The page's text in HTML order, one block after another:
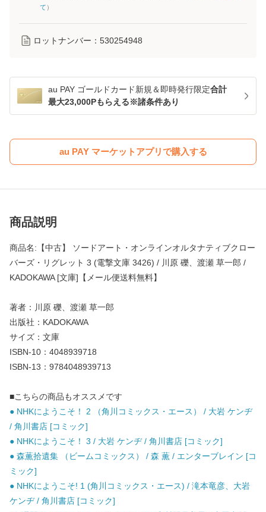
て ）
ロットナンバー： 530254948
au PAY ゴールドカード新規＆即時発行限定合計
最大23,000Pもらえる※諸条件あり
au PAY マーケットアプリで購入する
商品説明
商品名:【中古】 ソードアート・オンラインオルタナティブクロー
バーズ・リグレット 3 (電撃文庫 3426) / 川原 礫、渡瀬 草一郎 /
KADOKAWA [文庫]【メール便送料無料】
著者：川原 礫、渡瀬 草一郎
出版社：KADOKAWA
サイズ：文庫
ISBN-10：4048939718
ISBN-13：9784048939713
■こちらの商品もオススメです
● NHKにようこそ！ 2 （角川コミックス・エース） / 大岩 ケンヂ
/ 角川書店 [コミック]
● NHKにようこそ！ 3 / 大岩 ケンヂ / 角川書店 [コミック]
● 森薫拾遺集 （ビームコミックス） / 森 薫 / エンターブレイン [コ
ミック]
● NHKにようこそ! 1 (角川コミックス・エース) / 滝本竜彦、大岩
ケンヂ / 角川書店 [コミック]